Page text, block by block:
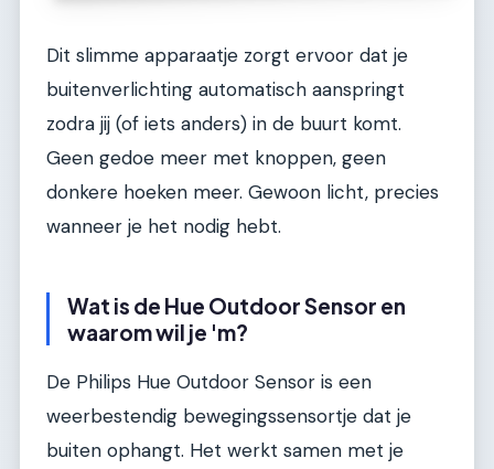
Dit slimme apparaatje zorgt ervoor dat je
buitenverlichting automatisch aanspringt
zodra jij (of iets anders) in de buurt komt.
Geen gedoe meer met knoppen, geen
donkere hoeken meer. Gewoon licht, precies
wanneer je het nodig hebt.
Wat is de Hue Outdoor Sensor en
waarom wil je 'm?
De Philips Hue Outdoor Sensor is een
weerbestendig bewegingssensortje dat je
buiten ophangt. Het werkt samen met je